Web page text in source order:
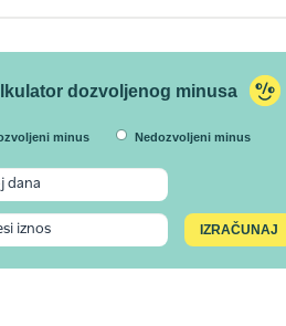
dozvoljenog minusa
minus Nedozvoljeni minus